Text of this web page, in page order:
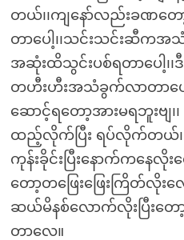
တယ်၊၊ကျနော်လည်းခဏတေ
တာပေါ့၊၊သင်းသင်းဆီက
အဆုံးထိသွင်းပစ်ရတာပေါ့၊
တဟီးဟီးအသံခွက်လာတာပေါ့
ဆောင့်ရတော့အားမရဘူးဗ
ထည့်လိုက်ပြီး ရပ်လိုက်တယ်၊၊
ကုန်းခိုင်းပြီးနောက်ကနေလို
တော့တဖြေးဖြေးကြိတ်လိုး
ဆယ်မိနစ်လောက်လိုးပြီးတော့
တာလေ။